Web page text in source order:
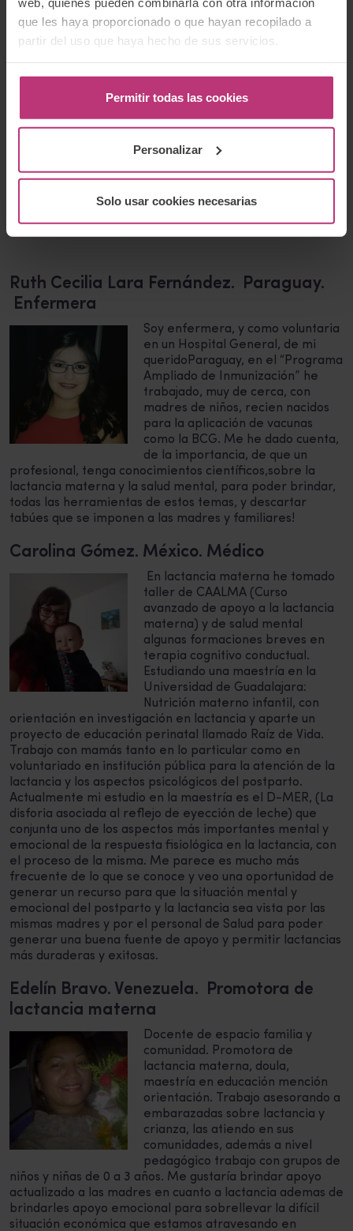
que les haya proporcionado o que hayan recopilado a
partir del uso que haya hecho de sus servicios.
Permitir todas las cookies
Personalizar
Solo usar cookies necesarias
Camila Lilén Arsaut. Argentina. Psicóloga
Trabajo como voluntaria en dos
a madres y bebés en el proceso
como a la triada en el proceso de
crianza. En el ámbito público me
práctica con lo que deseo
aprender.
Ruth Cecilia Lara Fernández. Paraguay.
Enfermera
Soy enfermera, y como voluntaria
en un Hospital General, de mi
queridoParaguay, en el “Programa
Ampliado de Inmunización” he
trabajado, muy de cerca, con
madres de niños, recien nacidos
para la aplicación de vacunas
como la BCG. Me he dado cuenta,
de la importancia, de que un
profesional, tenga conocimientos científicos,sobre la
lactancia materna y la salud mental, para poder brindar,
todas las herramientas de estos temas, y descartar
tabúes que se imponen a las madres y familiares!
Carolina Gómez. México. Médico
En lactancia materna he tomado
taller de CAALMA (Curso
avanzado de apoyo a la lactancia
materna) y de salud mental
algunas formaciones breves en
terapia cognitivo conductual.
Estudiando una maestría en la
Universidad de Guadalajara:
Nutrición materno infantil, con
orientación en investigación en lactancia y aparte un
proyecto de educación perinatal llamado Raíz de Vida.
Trabajo con mamás tanto en lo particular como en
voluntariado en institución pública para la atención de la
lactancia y los aspectos psicológicos del postparto.
Actualmente mi estudio en la maestría es el D-MER, (La
disforia asociada al reflejo de eyección de leche) que
conjunta uno de los aspectos más importantes mental y
emocional de la respuesta fisiológica en la lactancia, con
el proceso de la misma. Me parece es mucho más
frecuente de lo que se conoce y veo una oportunidad de
generar un recurso para que la situación mental y
emocional del postparto y la lactancia sea vista por las
mismas madres y por el personal de Salud para poder
generar una buena fuente de apoyo y permitir lactancias
más duraderas y exitosas.
Edelín Bravo. Venezuela. Promotora de
lactancia materna
Docente de espacio familia y
comunidad. Promotora de
lactancia materna, doula,
maestría en educación mención
orientación. Trabajo asesorando a
embarazadas sobre lactancia y
crianza, las atiendo en sus
comunidades, además a nivel
pedagógico trabajo con grupos de
niños y niñas de 0 a 3 años. Me gustaría brindar apoyo
actualizado a las madres en cuanto a lactancia ademas de
brindarles apoyo emocional para sobrellevar la difícil
situación económica que estamos atravesando en